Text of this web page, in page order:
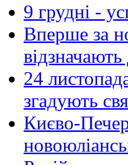
9 грудні -
Вперше за
24
згадують
Києво-